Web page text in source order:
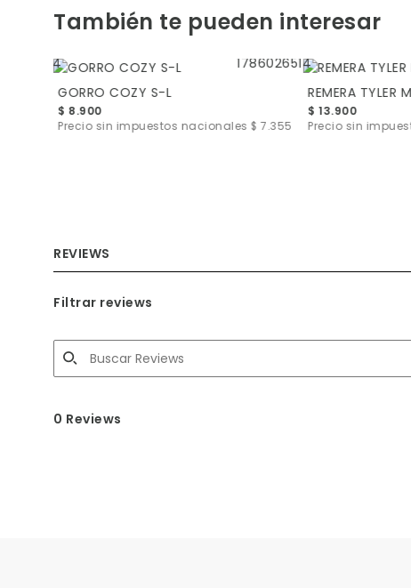
También te pueden interesar
GORRO COZY S-L
$ 8.900
Precio sin impuestos nacionales $ 7.355
REMERA TYLER
$ 13.900
Precio sin
REVIEWS
Filtrar reviews
0 Reviews